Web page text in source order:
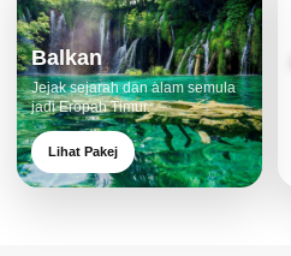
Balkan
Jejak sejarah dan alam semula
jadi Eropah Timur.
Lihat Pakej